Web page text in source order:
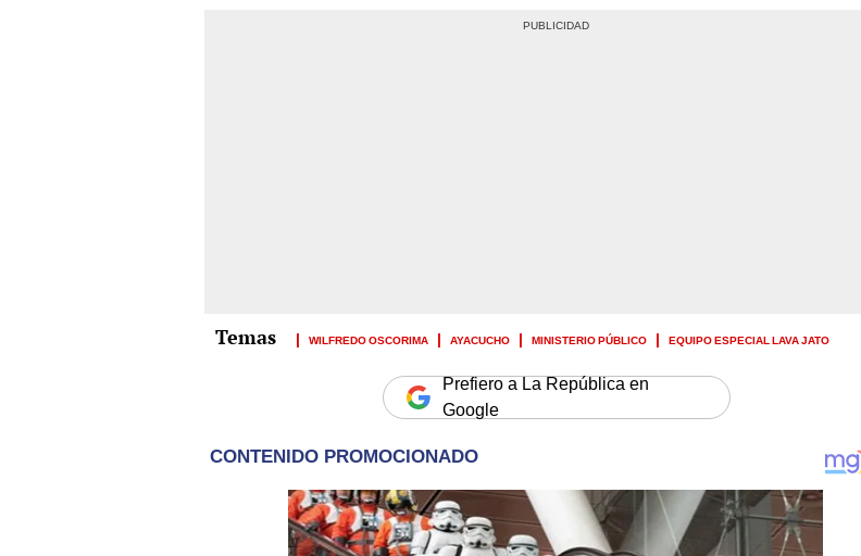
WILFREDO OSCORIMA AYACUCHO MINISTERIO PÚBLICO EQUIPO ESPECIAL LAVA JATO
Prefiero a La República en
Google